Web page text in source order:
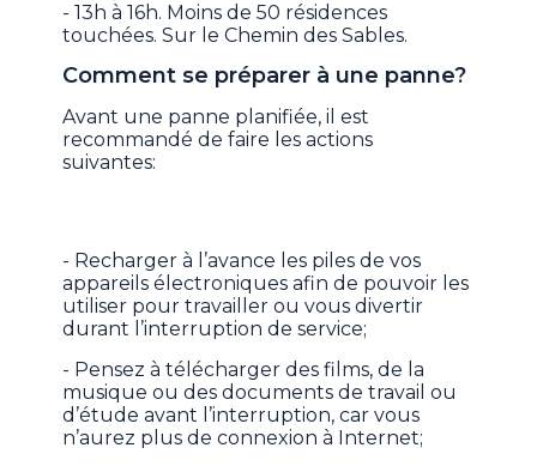
- 13h à 16h. Moins de 50 résidences
touchées. Sur le Chemin des Sables.
Comment se préparer à une panne?
Avant une panne planifiée, il est
recommandé de faire les actions
suivantes:
- Recharger à l’avance les piles de vos
appareils électroniques afin de pouvoir les
utiliser pour travailler ou vous divertir
durant l’interruption de service;
- Pensez à télécharger des films, de la
musique ou des documents de travail ou
d’étude avant l’interruption, car vous
n’aurez plus de connexion à Internet;